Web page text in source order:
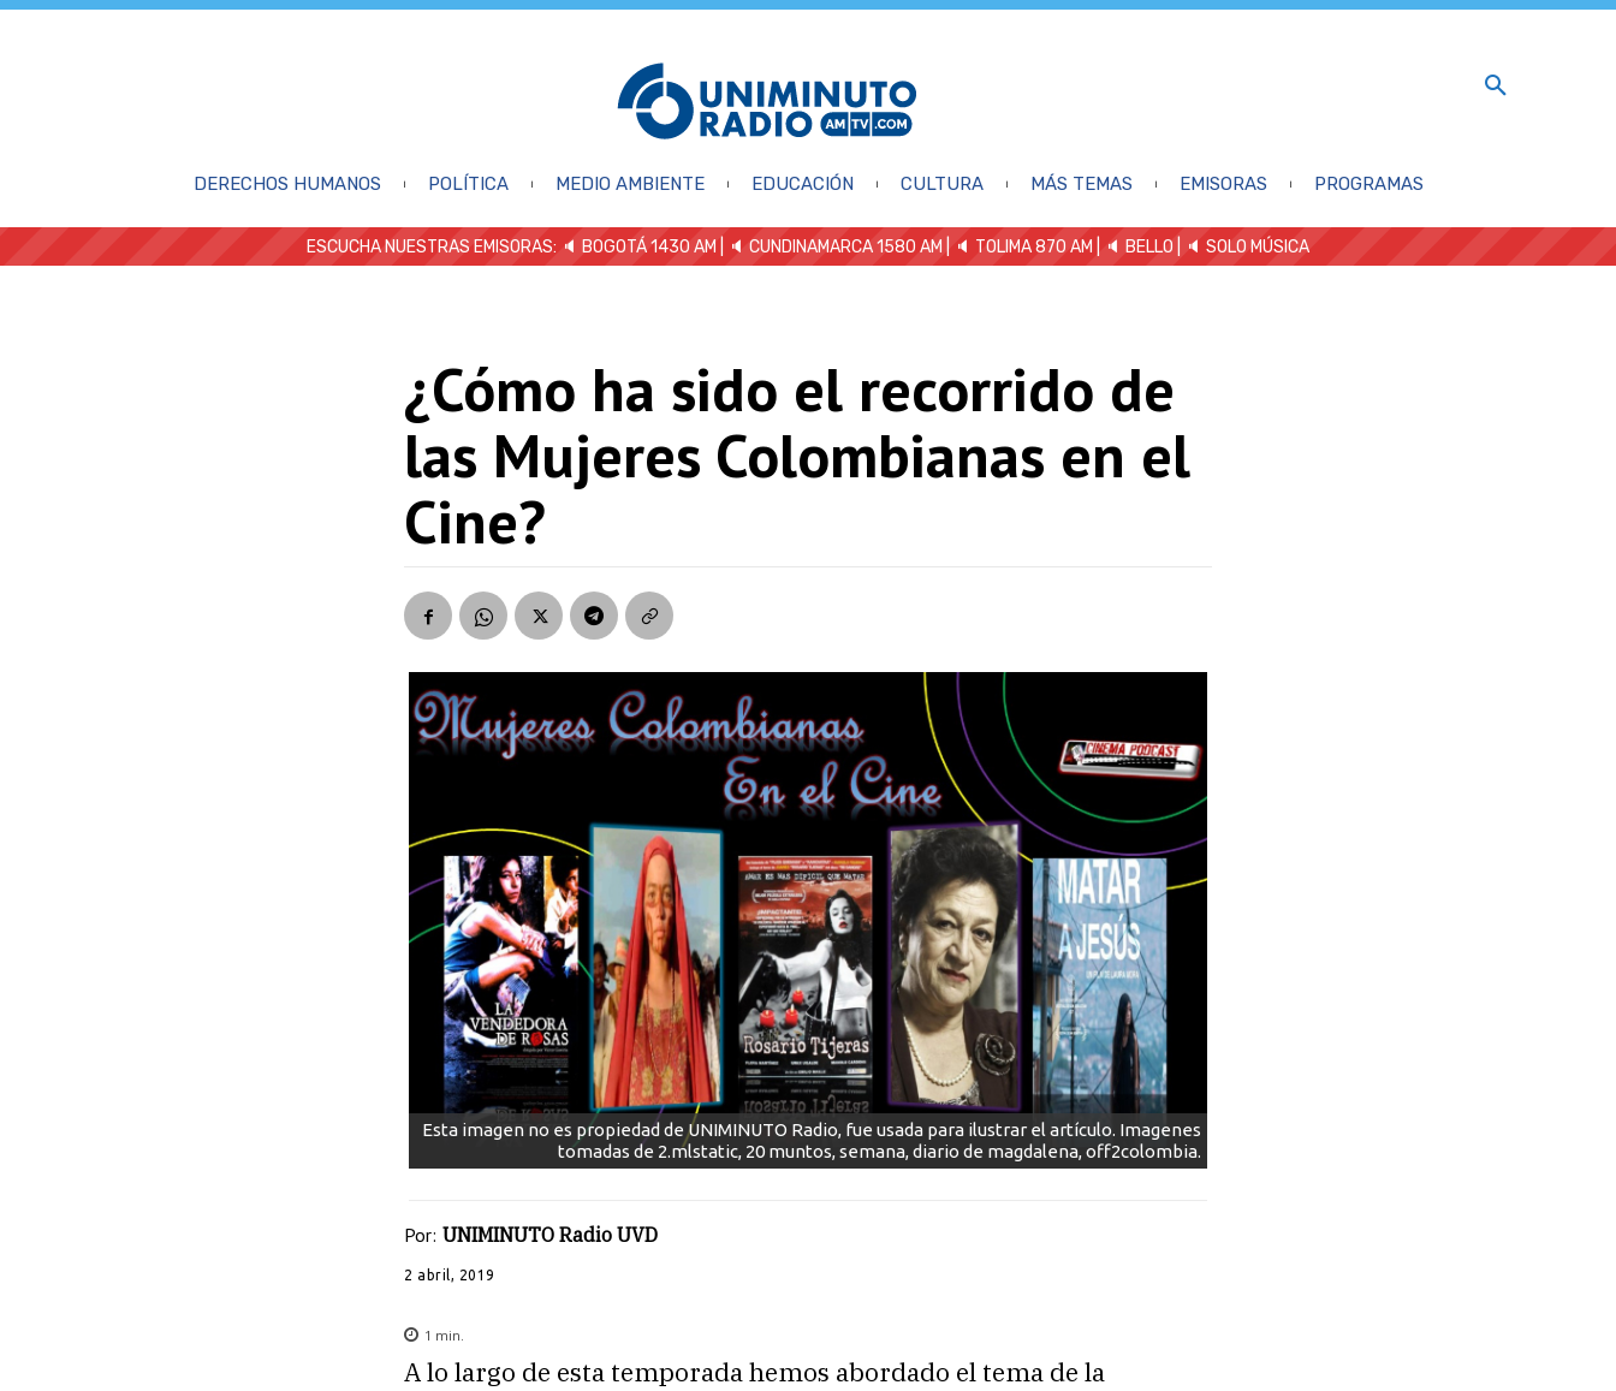
DERECHOS HUMANOS POLÍTICA MEDIO AMBIENTE EDUCACIÓN CULTURA MÁS TEMAS EMISORAS PROGRAMAS
ESCUCHA NUESTRAS EMISORAS: 🔈 BOGOTÁ 1430 AM | 🔈 CUNDINAMARCA 1580 AM | 🔈 TOLIMA 870 AM | 🔈 BELLO 🔈 SOLO MÚSICA
¿Cómo ha sido el recorrido de
las Mujeres Colombianas en el
Cine?
Esta imagen no es propiedad de UNIMINUTO Radio, fue usada para ilustrar el artículo. Imagenes
tomadas de 2.mlstatic, 20 muntos, semana, diario de magdalena, off2colombia.
Por: UNIMINUTO Radio UVD
2 abril, 2019
1 min.
A lo largo de esta temporada hemos abordado el tema de la